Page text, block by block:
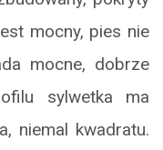
mocny, pies nie
mocne, dobrze
sylwetka ma
niemal kwadratu.